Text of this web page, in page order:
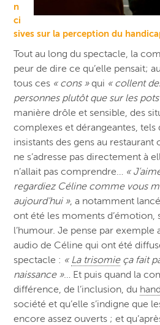
n
ci
sives sur la perception du
Tout au long du spectacle, la
peur de dire ce qu’elle pensait;
tous ces « cons »qui « collent
personnes plutôt que sur les
manière drôle et sensible, des
complexes et dérangeantes, tels
insistants des gens au
ne s’adresse pas directement à
n’allait pas comprendre… «
regardiez Céline comme vous
aujourd’hui », a notamment
ont été les moments d’émotion,
l’humour. Je pense par exemple
audio de Céline qui ont été
spectacle : « La trisomieça fait
naissance »… Et puis quand la
différence, de l’inclusion, du
société et qu’elle s’indigne que
encore assez ouverts ; et